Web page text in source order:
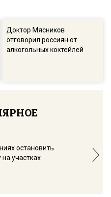
Доктор Мясников
отговорил россиян от
алкогольных коктейлей
остановить
участках